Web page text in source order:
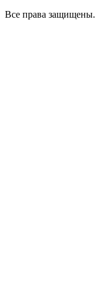
Все права защищены.